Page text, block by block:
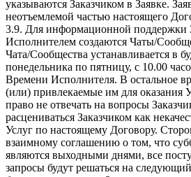
указываются Заказчиком в Заявке.
неотъемлемой частью настоящего
3.9. Для информационной поддержки
Исполнителем создаются Чаты/
Чата/Сообщества устанавливается в
понедельника по пятницу, с 10.00
Времени Исполнителя. В остальное
(или) привлекаемые им для оказания
право не отвечать на вопросы
расцениваться Заказчиком как
Услуг по настоящему Договору.
взаимному соглашению о том, что
являются выходными днями, все
запросы будут решаться на